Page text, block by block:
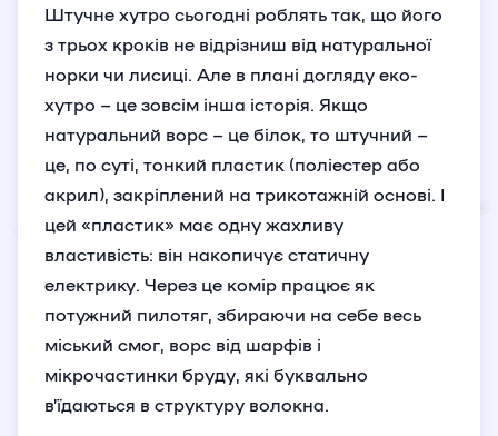
Штучне хутро сьогодні роблять так, що його
з трьох кроків не відрізниш від натуральної
норки чи лисиці. Але в плані догляду еко-
хутро – це зовсім інша історія. Якщо
натуральний ворс – це білок, то штучний –
це, по суті, тонкий пластик (поліестер або
акрил), закріплений на трикотажній основі. І
цей «пластик» має одну жахливу
властивість: він накопичує статичну
електрику. Через це комір працює як
потужний пилотяг, збираючи на себе весь
міський смог, ворс від шарфів і
мікрочастинки бруду, які буквально
в’їдаються в структуру волокна.